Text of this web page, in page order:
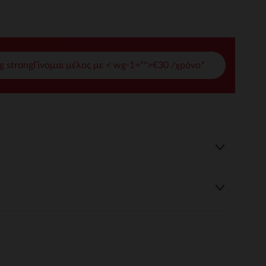
να διαχειριστείτε τις ρυθμίσεις απορρήτου,
strongΓίνομαι μέλος με < wg-1="">€30 /χρόνο*